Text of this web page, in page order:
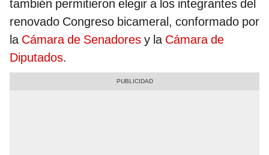
también permitieron elegir a los integrantes del
renovado Congreso bicameral, conformado por
la Cámara de Senadores y la Cámara de
Diputados.